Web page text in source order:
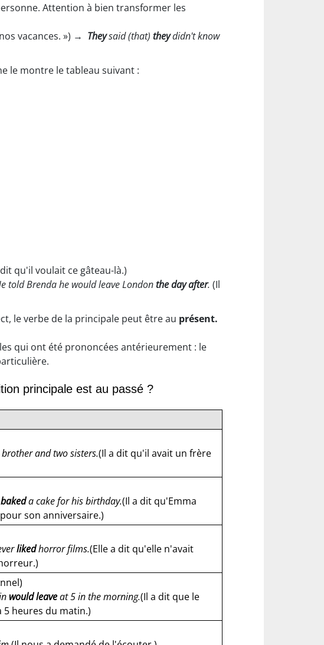
Attention à bien transformer les
vacances. ») → Theysaid (that) theydidn't know
le montre le tableau suivant :
qu'il voulait ce gâteau-là.)
told Brenda he would leave Londonthe day after. (Il
le verbe de la principale peut être au présent.
qui ont été prononcées antérieurement : le
principale est au passé ?
and two sisters.(Il a dit qu'il avait un frère
a cake for his birthday.(Il a dit qu'Emma
son anniversaire.)
likedhorror films.(Elle a dit qu'elle n'avait
would leaveat 5 in the morning.(Il a dit que le
heures du matin.)